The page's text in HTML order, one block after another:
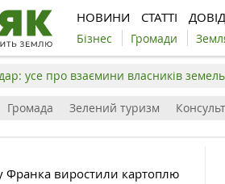
НОВИНИ СТАТТІ
Бізнес Громади
усе про взаємини власників
Громада Зелений туризм
Франка виростили картоплю